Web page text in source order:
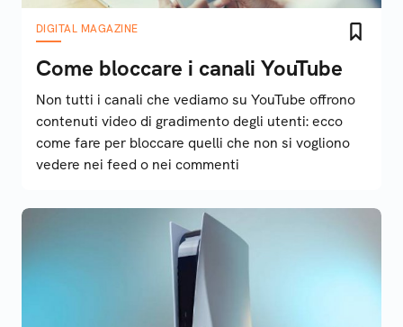
DIGITAL MAGAZINE
Come bloccare i canali YouTube
Non tutti i canali che vediamo su YouTube offrono
contenuti video di gradimento degli utenti: ecco
come fare per bloccare quelli che non si vogliono
vedere nei feed o nei commenti